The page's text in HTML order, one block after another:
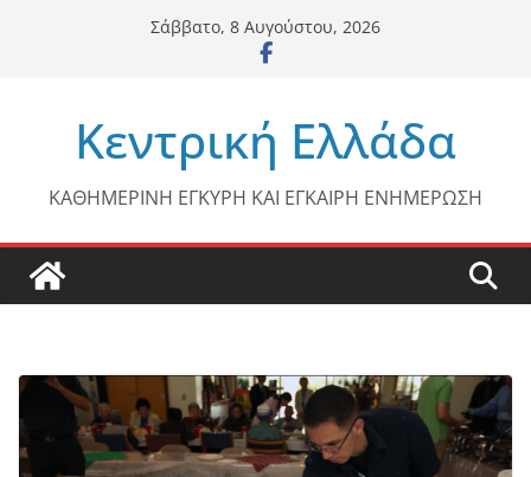
Σάββατο, 8 Αυγούστου, 2026
Κεντρική Ελλάδα
ΚΑΘΗΜΕΡΙΝΗ ΕΓΚΥΡΗ ΚΑΙ ΕΓΚΑΙΡΗ ΕΝΗΜΕΡΩΣΗ